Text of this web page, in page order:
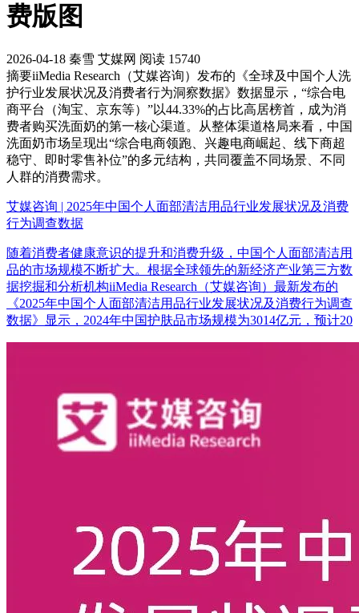
费版图
2026-04-18 秦雪 艾媒网 阅读 15740
摘要iiMedia Research（艾媒咨询）发布的《全球及中国个人洗
护行业发展状况及消费者行为洞察数据》数据显示，“综合电
商平台（淘宝、京东等）”以44.33%的占比高居榜首，成为消
费者购买洗面奶的第一核心渠道。从整体渠道格局来看，中国
洗面奶市场呈现出“综合电商领跑、兴趣电商崛起、线下商超
稳守、即时零售补位”的多元结构，共同覆盖不同场景、不同
人群的消费需求。
艾媒咨询 | 2025年中国个人面部清洁用品行业发展状况及消费
行为调查数据
随着消费者健康意识的提升和消费升级，中国个人面部清洁用
品的市场规模不断扩大。根据全球领先的新经济产业第三方数
据挖掘和分析机构iiMedia Research（艾媒咨询）最新发布的
《2025年中国个人面部清洁用品行业发展状况及消费行为调查
数据》显示，2024年中国护肤品市场规模为3014亿元，预计20